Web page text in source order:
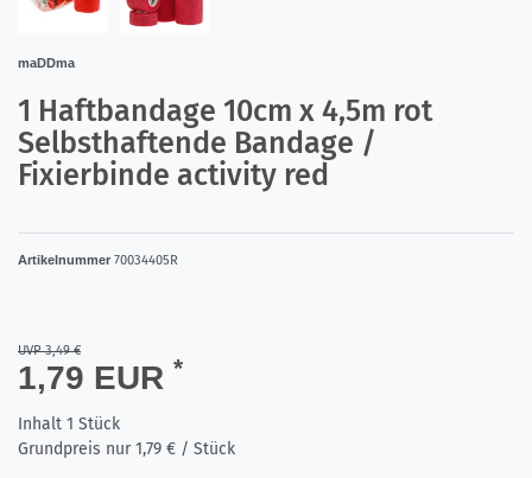
maDDma
1 Haftbandage 10cm x 4,5m rot
Selbsthaftende Bandage /
Fixierbinde activity red
Artikelnummer 70034405R
UVP 3,49 €
1,79 EUR *
Inhalt 1 Stück
Grundpreis nur1,79 € / Stück